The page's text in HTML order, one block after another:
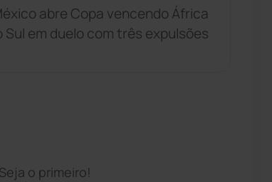
abre Copa vencendo África
Sul em duelo com três expulsões
o primeiro!